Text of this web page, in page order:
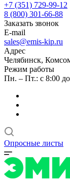
+7 (351) 729-99-12
8 (800) 301-66-88
Заказать звонок
E-mail
sales@emis-kip.ru
Адрес
Челябинск,
Режим работы
Пн. – Пт.: с 8:00
Опросные листы